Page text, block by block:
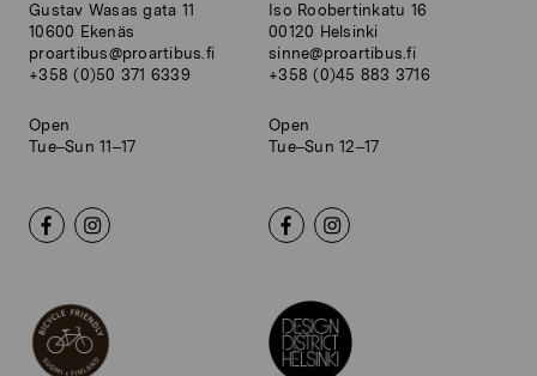
Gustav Wasas gata 11
10600 Ekenäs
proartibus@proartibus.fi
+358 (0)50 371 6339
Open
Tue–Sun 11–17
Iso Roobertinkatu 16
00120 Helsinki
sinne@proartibus.fi
+358 (0)45 883 3716
Open
Tue–Sun 12–17